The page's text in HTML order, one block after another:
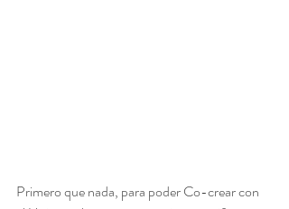
Primero que nada, para poder Co-crear con